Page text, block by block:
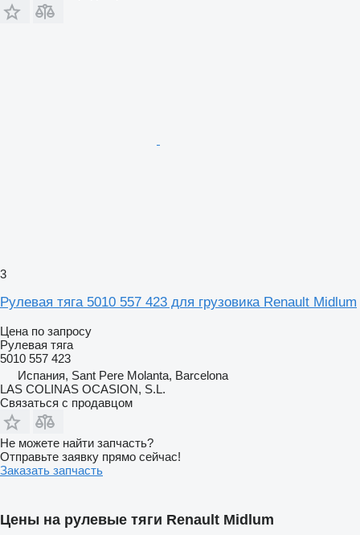
3
Рулевая тяга 5010 557 423 для грузовика Renault Midlum
Цена по запросу
Рулевая тяга
5010 557 423
Испания, Sant Pere Molanta, Barcelona
LAS COLINAS OCASION, S.L.
Связаться с продавцом
Не можете найти запчасть?
Отправьте заявку прямо сейчас!
Заказать запчасть
Цены на рулевые тяги Renault Midlum